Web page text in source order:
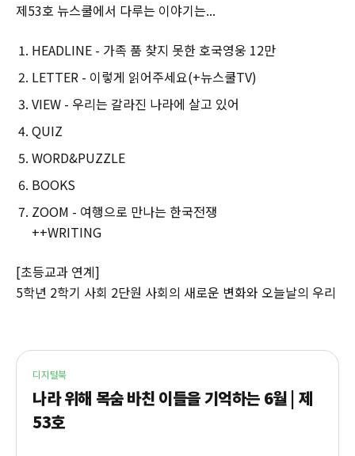
제53호 뉴스쿨에서 다루는 이야기는...
HEADLINE - 가족 품 찾지 못한 호국영웅 12만
LETTER - 이렇게 읽어주세요(+뉴스쿨TV)
VIEW - 우리는 갈라진 나라에 살고 있어
QUIZ
WORD&PUZZLE
BOOKS
ZOOM - 여행으로 만나는 한국전쟁
++WRITING
[초등교과 연계]
5학년 2학기 사회 2단원 사회의 새로운 변화와 오늘날의 우리
디지털북
나라 위해 목숨 바친 이들을 기억하는 6월 | 제
53호